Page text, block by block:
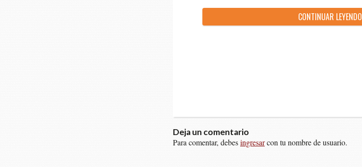
CON­TI­NUAR LEYENDO
Deja un comentario
Para comentar, debesingresarcon tu nombre de usuario.